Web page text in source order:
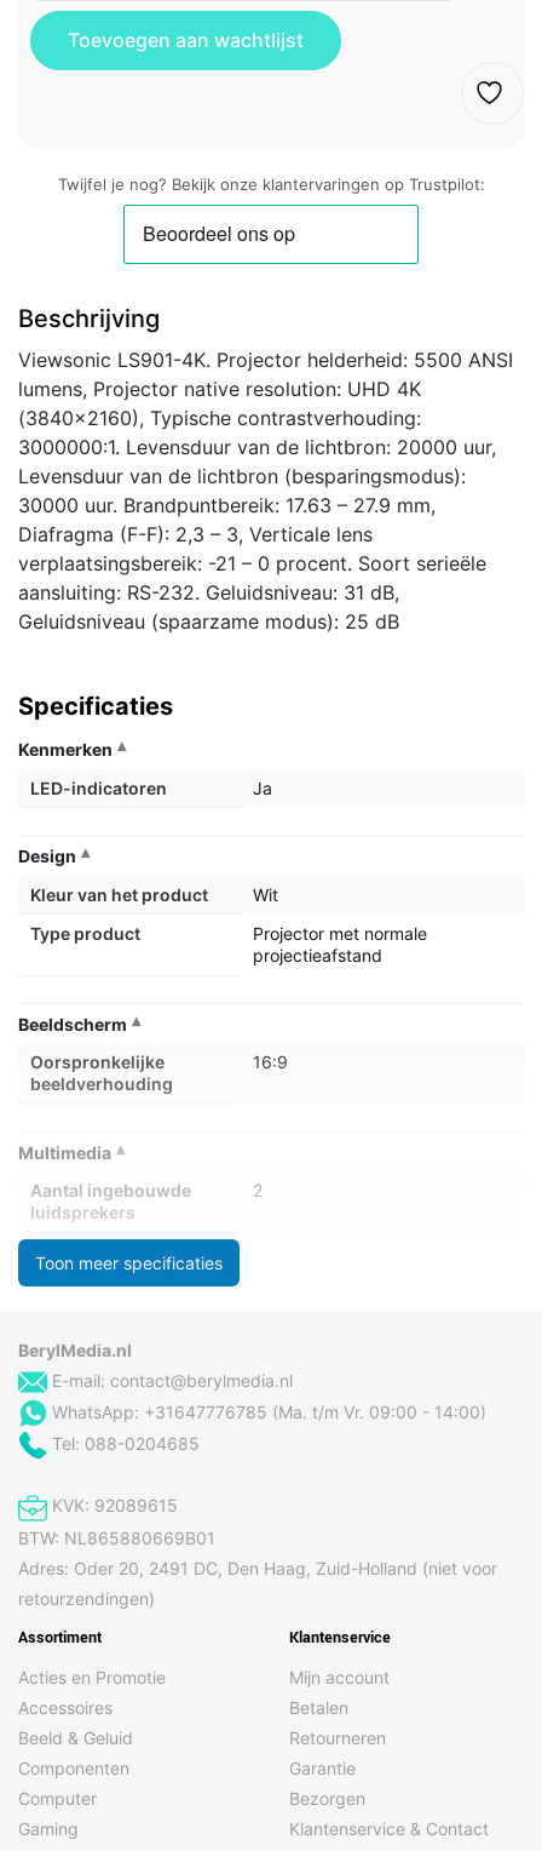
Twijfel je nog? Bekijk onze klantervaringen op Trustpilot:
Beschrijving
Viewsonic LS901-4K. Projector helderheid: 5500 ANSI
lumens, Projector native resolution: UHD 4K
(3840×2160), Typische contrastverhouding:
3000000:1. Levensduur van de lichtbron: 20000 uur,
Levensduur van de lichtbron (besparingsmodus):
30000 uur. Brandpuntbereik: 17.63 – 27.9 mm,
Diafragma (F-F): 2,3 – 3, Verticale lens
verplaatsingsbereik: -21 – 0 procent. Soort serieële
aansluiting: RS-232. Geluidsniveau: 31 dB,
Geluidsniveau (spaarzame modus): 25 dB
Specificaties
Kenmerken
LED-indicatoren
Ja
Design
Kleur van het product
Wit
Type product
Projector met normale
projectieafstand
Beeldscherm
Oorspronkelijke
beeldverhouding
16:9
Multimedia
Aantal ingebouwde
luidsprekers
2
Gemiddeld vermogen
Ingebouwde
Netwerk
Ethernet LAN
Ja
Aantal Ethernet LAN
(RJ-45)-poorten
Aantal HDMI-poorten
Aantal USB 2.0-poorten
Soort serieële
aansluiting
RS-232
Prestatie
Bedrijfstemperatuur (T-
0 - 40 °C
Toon meer specificaties
BerylMedia.nl
E-mail: contact@berylmedia.nl
WhatsApp: +31647776785 (Ma. t/m Vr. 09:00 - 14:00)
Tel: 088-0204685
KVK: 92089615
BTW: NL865880669B01
Adres: Oder 20, 2491 DC, Den Haag, Zuid-Holland (niet voor
retourzendingen)
Assortiment
Acties en Promotie
Accessoires
Beeld & Geluid
Componenten
Computer
Gaming
Klantenservice
Mijn account
Betalen
Retourneren
Garantie
Bezorgen
Klantenservice & Contact